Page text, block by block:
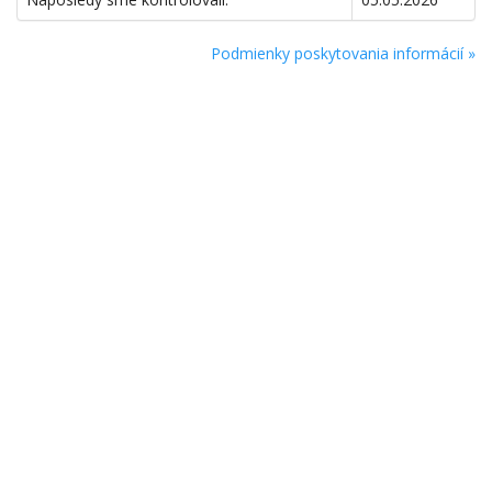
Podmienky poskytovania informácií »